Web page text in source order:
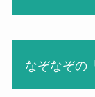
なぞなぞの「